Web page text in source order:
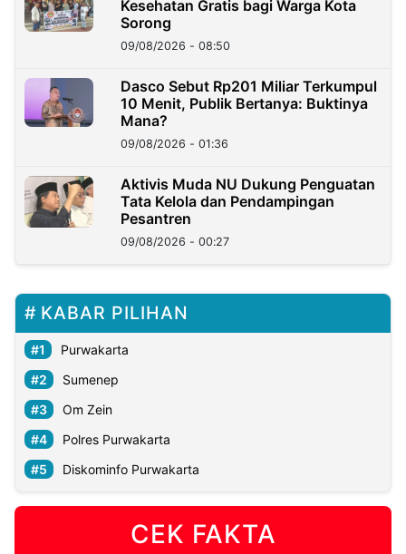
Kesehatan Gratis bagi Warga Kota
Sorong
09/08/2026 - 08:50
Dasco Sebut Rp201 Miliar Terkumpul
10 Menit, Publik Bertanya: Buktinya
Mana?
09/08/2026 - 01:36
Aktivis Muda NU Dukung Penguatan
Tata Kelola dan Pendampingan
Pesantren
09/08/2026 - 00:27
KABAR PILIHAN
Purwakarta
Sumenep
Om Zein
Polres Purwakarta
Diskominfo Purwakarta
CEK FAKTA